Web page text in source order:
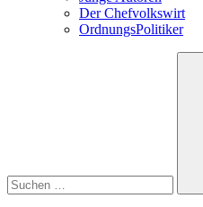
Der Chefvolkswirt
OrdnungsPolitiker